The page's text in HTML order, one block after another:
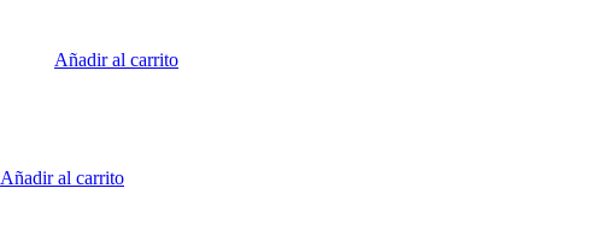
Añadir al carrito
Añadir al carrito